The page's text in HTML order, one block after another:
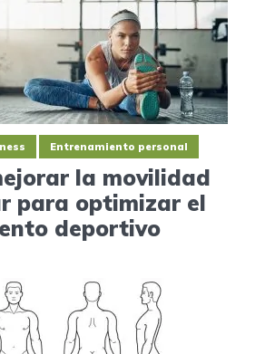
Entrenamiento personal
la movilidad
para optimizar el
deportivo